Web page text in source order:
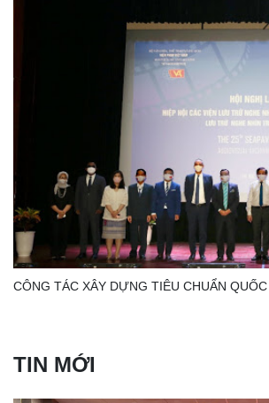
CÔNG TÁC XÂY DỰNG TIÊU CHUẨN
TIN MỚI